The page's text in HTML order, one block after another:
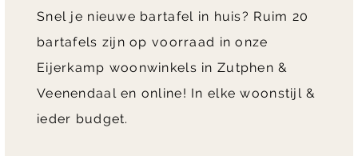
Snel je nieuwe bartafel in huis? Ruim 20
bartafels zijn op voorraad in onze
Eijerkamp woonwinkels in Zutphen &
Veenendaal en online! In elke woonstijl &
ieder budget.